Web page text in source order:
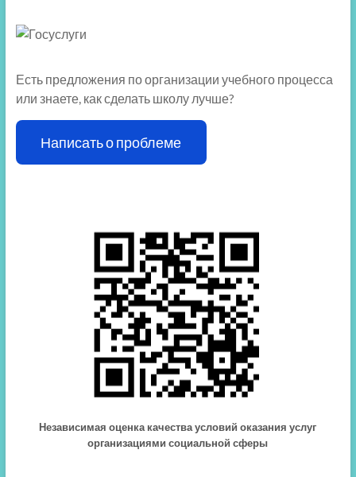
Есть предложения по организации учебного процесса
или знаете, как сделать школу лучше?
Написать о проблеме
Независимая оценка качества условий оказания услуг
организациями социальной сферы